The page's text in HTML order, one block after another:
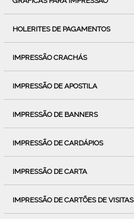
HOLERITES DE PAGAMENTOS
IMPRESSÃO CRACHÁS
IMPRESSÃO DE APOSTILA
IMPRESSÃO DE BANNERS
IMPRESSÃO DE CARDÁPIOS
IMPRESSÃO DE CARTA
IMPRESSÃO DE CARTÕES DE VISITAS